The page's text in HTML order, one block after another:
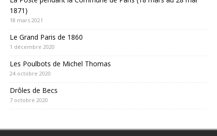
1871)
18 mars 2021
Le Grand Paris de 1860
1 décembre 2020
Les Poulbots de Michel Thomas
24 octobre 2020
Drôles de Becs
7 octobre 2020